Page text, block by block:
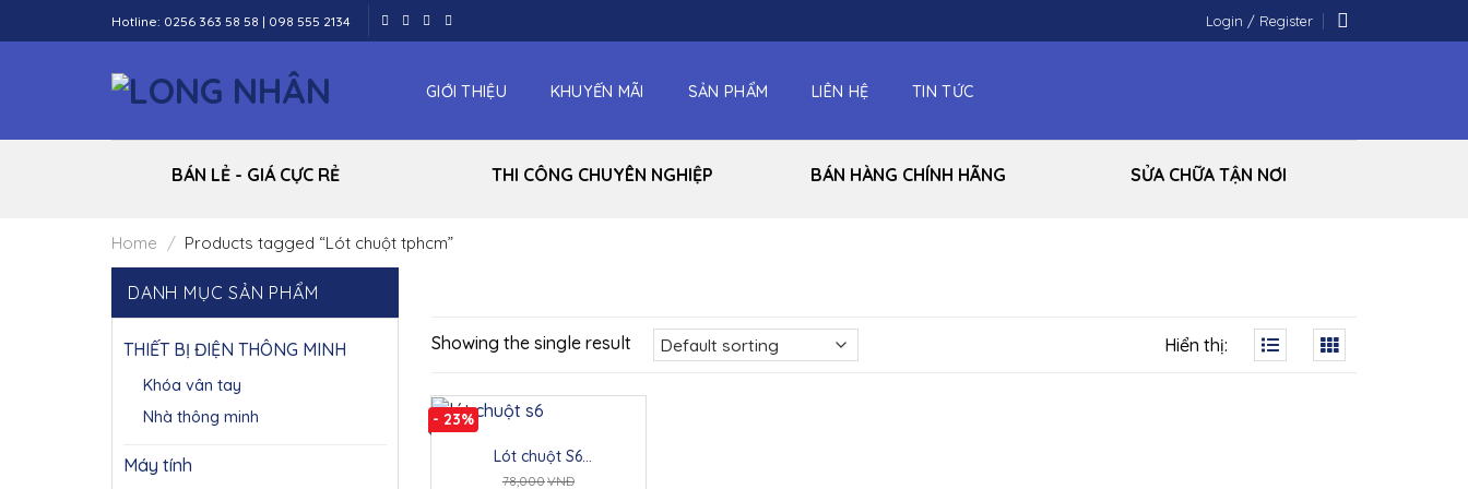
to
Hotline: 0256 363 58 58 | 098 555 2134 Login / Register
GIỚI THIỆU KHUYẾN MÃI SẢN PHẨM LIÊN HỆ TIN TỨC
BÁN LẺ - GIÁ CỰC RẺ THI CÔNG CHUYÊN NGHIỆP BÁN HÀNG CHÍNH HÃNG SỬA CHỮA TẬN NƠI
Home / Products tagged “Lót chuột tphcm”
DANH MỤC SẢN PHẨM
THIẾT BỊ ĐIỆN THÔNG MINH
Khóa vân tay
Nhà thông minh
Máy tính
Showing the single result Hiển thị:
- 23%
Lót chuột S6
(300x800x3mm)
78,000VNĐ